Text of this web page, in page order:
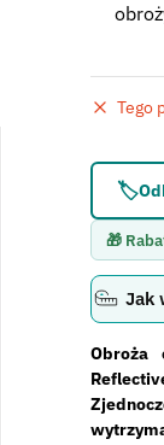
Tego
🏷️
🎁
Jak
Obroża